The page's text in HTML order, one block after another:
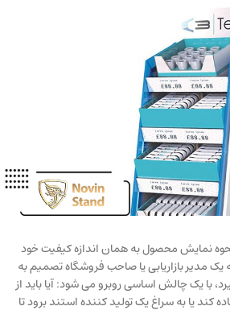
نمایش محصول به همان اندازه کیفیت خود
مدیر بازاریابی یا صاحب فروشگاه تصمیم به
با یک چالش اساسی روبرو می شود: آیا باید از
کند یا به سراغ یک تولید کننده استند برود تا